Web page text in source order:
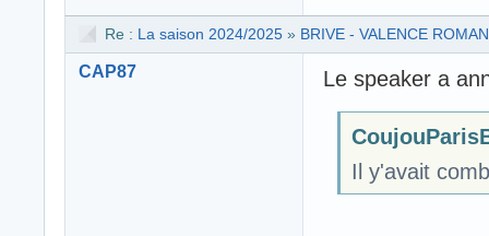
Re : La saison 2024/2025 » BRIVE - VALENCE
CAP87 Le speaker a
Il y'avait